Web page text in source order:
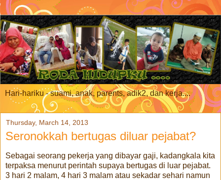
Hari-hariku - suami, anak, parents, adik2, dan kerja....
Thursday, March 14, 2013
Seronokkah bertugas diluar pejabat?
Sebagai seorang pekerja yang dibayar gaji, kadangkala kita
terpaksa menurut perintah supaya bertugas di luar pejabat.
3 hari 2 malam, 4 hari 3 malam atau sekadar sehari namun